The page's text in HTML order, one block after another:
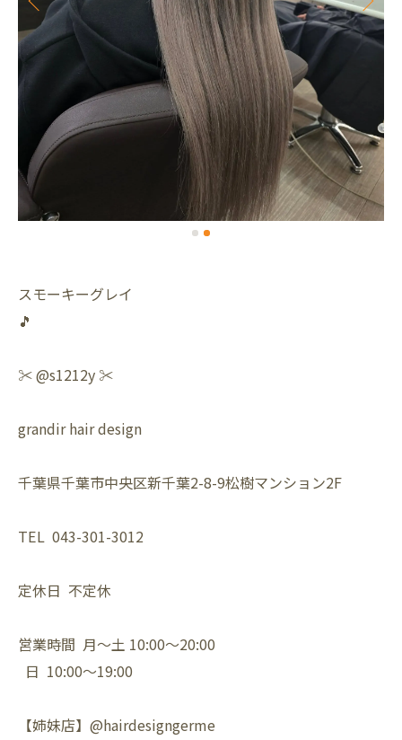
スモーキーグレイ
🎵
✂️ @s1212y ✂️
grandir hair design
千葉県千葉市中央区新千葉2-8-9松樹マンション2F
TEL 043-301-3012
定休日 不定休
営業時間 月〜土 10:00〜20:00
日 10:00〜19:00
【姉妹店】@hairdesigngerme